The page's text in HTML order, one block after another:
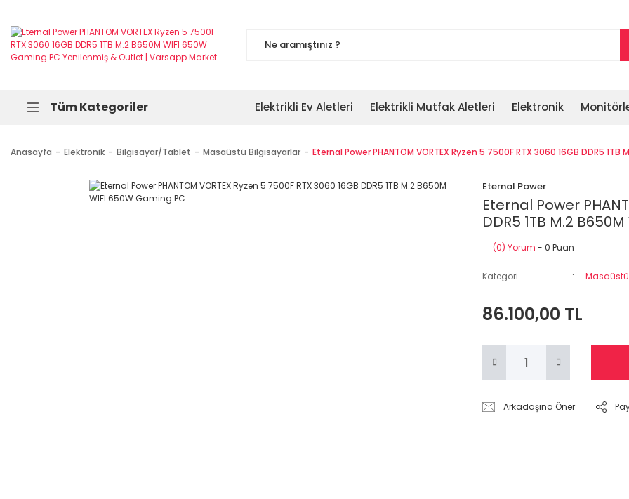
Tüm Kategoriler Elektrikli Ev Aletleri Elektrikli Mutfak Aletleri Elektronik
Anasayfa Elektronik Bilgisayar/Tablet Masaüstü Bilgisayarlar Eternal Power PHANTOM VORTEX Ryzen 5 7500F RTX 3060 16GB DDR5
Eternal Power
Eternal Power
DDR5 1TB M.2
(0) Yorum - 0 Puan
Kategori
86.100,00 TL
Arkadaşına Öner